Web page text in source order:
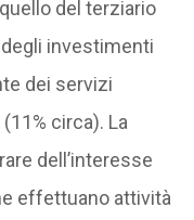
del terziario
investimenti
dei servizi
circa). La
dell’interesse
effettuano attività